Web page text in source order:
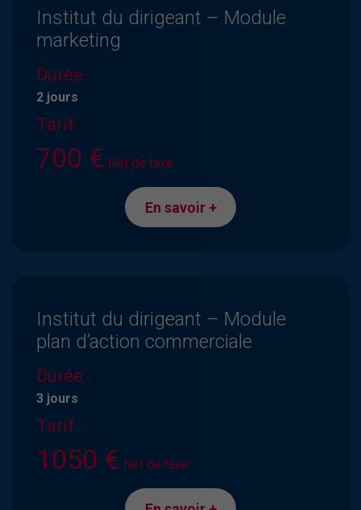
Institut du dirigeant – Module
marketing
Durée :
2 jours
Tarif :
700 € Net de taxe
En savoir +
Institut du dirigeant – Module
plan d’action commerciale
Durée :
3 jours
Tarif :
1050 € Net de taxe